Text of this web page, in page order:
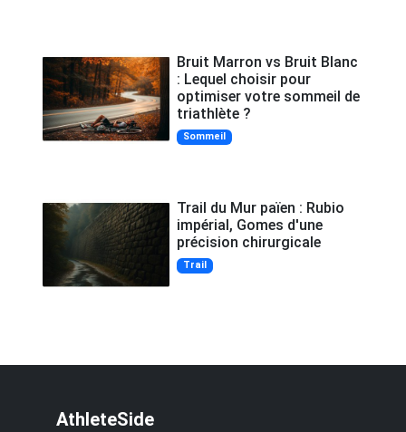
Bruit Marron vs Bruit Blanc
: Lequel choisir pour
optimiser votre sommeil de
triathlète ?
Sommeil
Trail du Mur païen : Rubio
impérial, Gomes d'une
précision chirurgicale
Trail
AthleteSide